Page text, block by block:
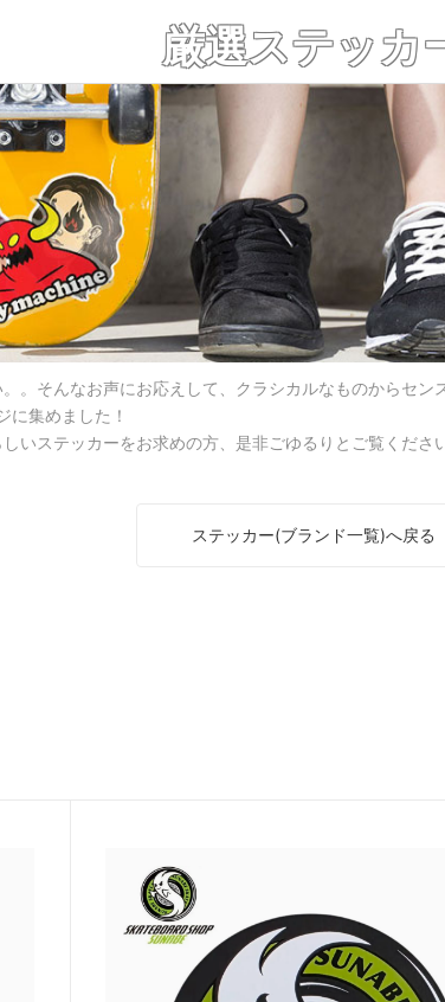
BLANK
格安無地デッキ
GRIP TAPE
デッキテープ
RISER PAD
ライザーパッド
SPARE & OTHER
スペア その他
OTHER X-TREAM
その他Xポーツ用品
BOTTOMS
ボトム/パンツ
BEANIES
ニットキャップ/ビーニー
バ
WOMENS ITEM
レディースアイテム一覧
BANNER FLAG
バナー/フラッグ
BELT
ベルト
GLOVE
手袋
OTHER GOODS
FLICK TRIX
フィンガーバイク
APRIL エイプリル（全アイテム） LAST
BEST INCENSE トロピック ベスト(全アイ
テム)
DOOM
おすすめデッキ診断
厳選ステッカ
。そんなお声にお応えして、クラシカルなものからセ
に集めました！
いステッカーをお求めの方、是非ごゆるりとご覧くださ
ステッカー(ブランド一覧)へ戻る